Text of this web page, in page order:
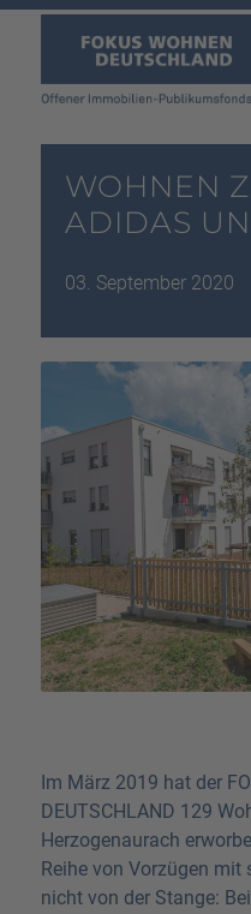
WOHNEN
ADIDAS
03. September 2020
Im März 2019 hat der
DEUTSCHLAND 129
Herzogenaurach
Reihe von Vorzügen
nicht von der Stange: